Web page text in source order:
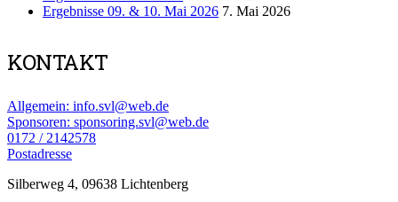
Ergebnisse 09. & 10. Mai 2026 7. Mai 2026
KONTAKT
Allgemein: info.svl@web.de
Sponsoren: sponsoring.svl@web.de
0172 / 2142578
Postadresse
Silberweg 4, 09638 Lichtenberg